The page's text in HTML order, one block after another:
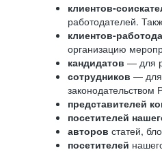
клиентов-
работодателей.
клиентов-
организацию
кандидатов — для
сотрудников — для
законодательством
представителей
посетителей
авторов статей,
посетителей